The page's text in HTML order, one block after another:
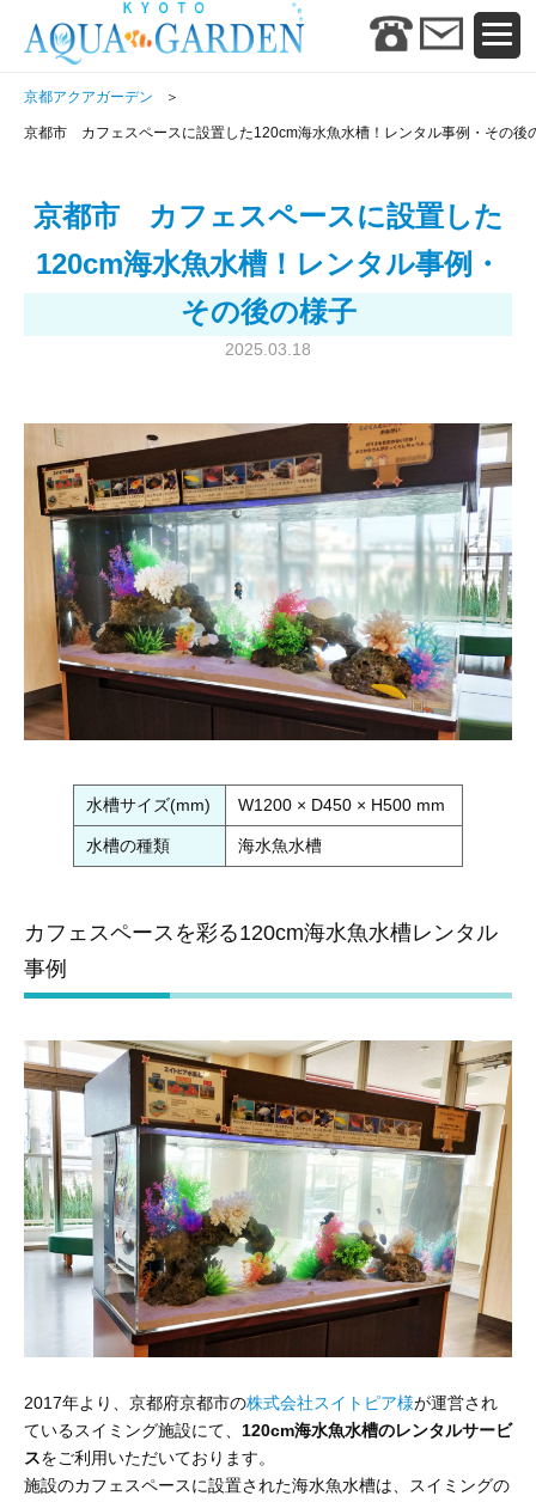
京都アクアガーデン
京都市 カフェスペースに設置した120cm海水魚水槽！レンタル事例・その後
京都市 カフェスペースに設置した
120cm海水魚水槽！レンタル事例・
その後の様子
2025.03.18
水槽サイズ(mm) W1200 × D450 × H500 mm
水槽の種類 海水魚水槽
カフェスペースを彩る120cm海水魚水槽レンタル
事例
2017年より、京都府京都市の株式会社スイトピア様が運営され
ているスイミング施設にて、 120cm海水魚水槽のレンタルサービ
スをご利用いただいております。
施設のカフェスペースに設置された海水魚水槽は、スイミングの